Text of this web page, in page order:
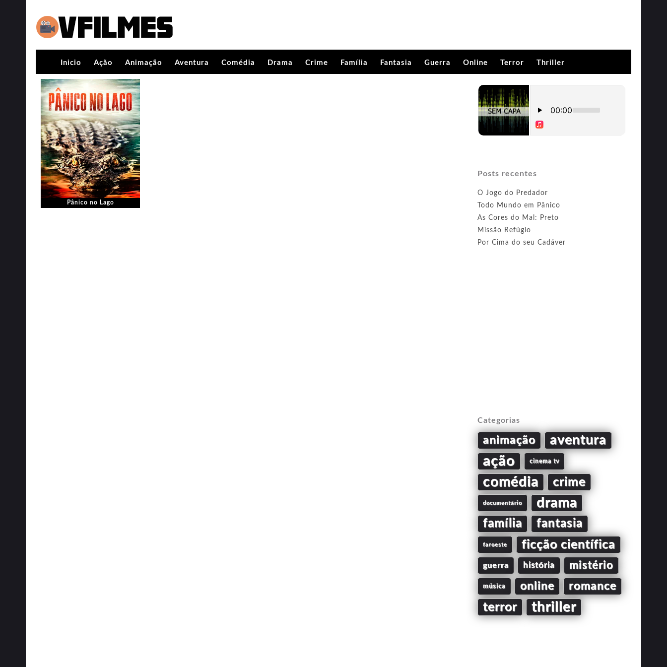
Inicio Ação Animação Aventura Comédia Drama Crime Família Fantasia Guerra Online Terror Thriller
Pânico no Lago
Posts recentes
O Jogo do Predador
Todo Mundo em Pânico
As Cores do Mal: Preto
Missão Refúgio
Por Cima do seu Cadáver
Categorias
animação aventura
ação cinema tv
comédia crime
documentário drama
família fantasia
faroeste ficção científica
guerra história mistério
música online romance
terror thriller